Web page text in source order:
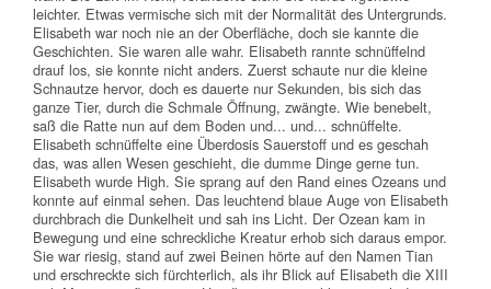
leichter. Etwas vermische sich mit der Normalität des Untergrunds.
Elisabeth war noch nie an der Oberfläche, doch sie kannte die
Geschichten. Sie waren alle wahr. Elisabeth rannte schnüffelnd
drauf los, sie konnte nicht anders. Zuerst schaute nur die kleine
Schnautze hervor, doch es dauerte nur Sekunden, bis sich das
ganze Tier, durch die Schmale Öffnung, zwängte. Wie benebelt,
saß die Ratte nun auf dem Boden und... und... schnüffelte.
Elisabeth schnüffelte eine Überdosis Sauerstoff und es geschah
das, was allen Wesen geschieht, die dumme Dinge gerne tun.
Elisabeth wurde High. Sie sprang auf den Rand eines Ozeans und
konnte auf einmal sehen. Das leuchtend blaue Auge von Elisabeth
durchbrach die Dunkelheit und sah ins Licht. Der Ozean kam in
Bewegung und eine schreckliche Kreatur erhob sich daraus empor.
Sie war riesig, stand auf zwei Beinen hörte auf den Namen Tian
und erschreckte sich fürchterlich, als ihr Blick auf Elisabeth die XIII